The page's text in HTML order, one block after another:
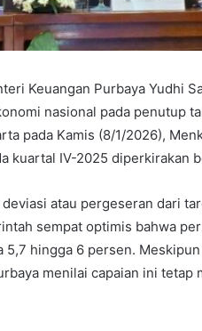
Keuangan Purbaya Yudhi
nasional pada penutup
pada Kamis (8/1/2026),
kuartal IV-2025 diperkirakan
atau pergeseran dari
sempat optimis bahwa
5,7 hingga 6 persen.
menilai capaian ini tetap